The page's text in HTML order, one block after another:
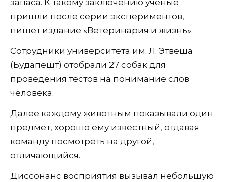
запаса. К такому заключению ученые
пришли после серии экспериментов,
пишет издание «Ветеринария и жизнь».
Сотрудники университета им. Л. Этвеша
(Будапешт) отобрали 27 собак для
проведения тестов на понимание слов
человека.
Далее каждому животным показывали один
предмет, хорошо ему известный, отдавая
команду посмотреть на другой,
отличающийся.
Диссонанс восприятия вызывал небольшую